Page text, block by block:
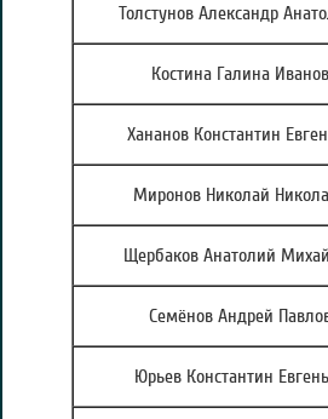
Толстунов Александр
Костина Галина
Хананов Константин
Миронов Николай
Щербаков Анатолий
Семёнов Андрей
Юрьев Константин